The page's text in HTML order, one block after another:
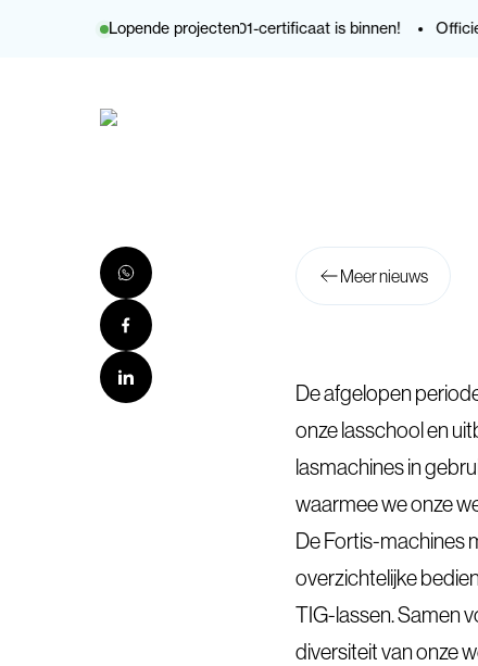
Lopende projecten
Goed nieuws: ons ISO 9001-certificaat is binnen! Officieel
Meer nieuws
De afgelopen
onze lasschool en
lasmachines in
waarmee we onze
De Fortis-machines
overzichtelijke
TIG-lassen. Samen
diversiteit van onze